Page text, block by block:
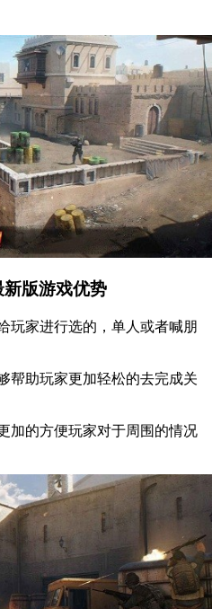
版游戏优势
玩家进行选的，单人或者喊朋
帮助玩家更加轻松的去完成关
加的方便玩家对于周围的情况